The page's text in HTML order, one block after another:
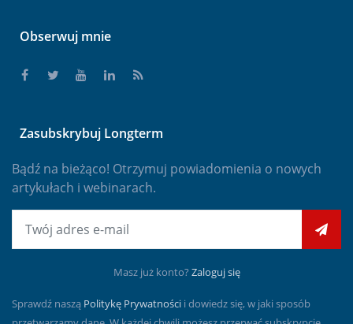
Obserwuj mnie
Zasubskrybuj Longterm
Bądź na bieżąco! Otrzymuj powiadomienia o nowych
artykułach i webinarach.
Masz już konto? Zaloguj się
Sprawdź naszą Politykę Prywatności i dowiedz się, w jaki sposób